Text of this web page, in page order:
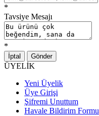
*
Tavsiye Mesajı
*
İptal Gönder
ÜYELİK
Yeni Üyelik
Üye Girişi
Şifremi Unuttum
Havale Bildirim Formu